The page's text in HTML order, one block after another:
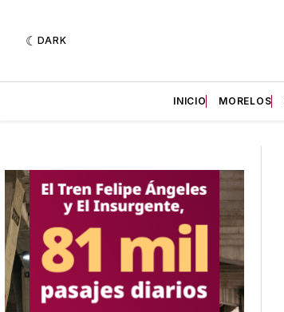
DARK
INICIO MORELOS